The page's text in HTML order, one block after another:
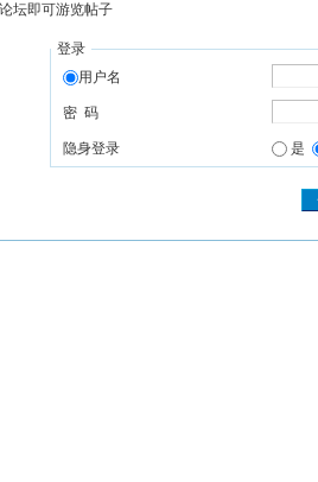
坛即可游览帖子
登录
用户名
密 码
隐身登录 是